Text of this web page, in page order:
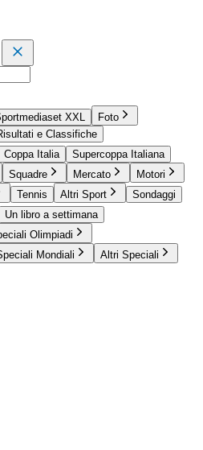
XXL
Foto
e Classifiche
Coppa Italia
Supercoppa Italiana
Squadre Mercato
Motori
Tennis Altri Sport
Sondaggi
Un libro a settimana
Olimpiadi
Mondiali Altri Speciali